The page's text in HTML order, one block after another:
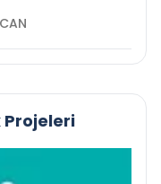
Projeleri